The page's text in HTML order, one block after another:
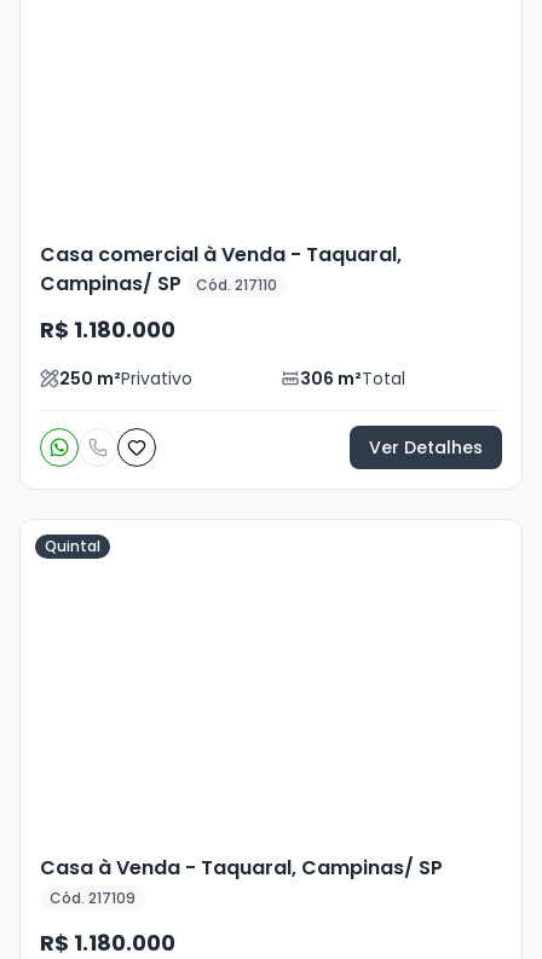
Casa comercial à Venda - Taquaral,
Campinas/ SP
Cód. 217110
R$ 1.180.000
250 m²Privativo 306 m²Total
Ver Detalhes
Quintal
Casa à Venda - Taquaral, Campinas/ SP
Cód. 217109
R$ 1.180.000